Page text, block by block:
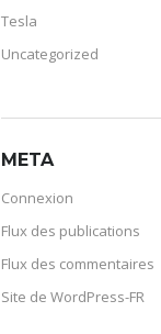
Tesla
Uncategorized
META
Connexion
Flux des publications
Flux des commentaires
Site de WordPress-FR